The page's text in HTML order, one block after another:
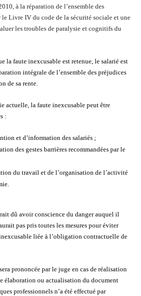
à la réparation de l’ensemble des
Livre IV du code de la sécurité sociale et une
les troubles de paralysie et cognitifs du
la faute inexcusable est retenue, le salarié est
intégrale de l’ensemble des préjudices
de sa rente.
actuelle, la faute inexcusable peut être
:
et d’information des salariés ;
des gestes barrières recommandées par le
du travail et de l’organisation de l’activité
dû avoir conscience du danger auquel il
pas pris toutes les mesures pour éviter
liée à l’obligation contractuelle de
prononcée par le juge en cas de réalisation
élaboration ou actualisation du document
professionnels n’a été effectué par